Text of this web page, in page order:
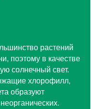
растений
поэтому в качестве
солнечный свет.
хлорофилл,
образуют